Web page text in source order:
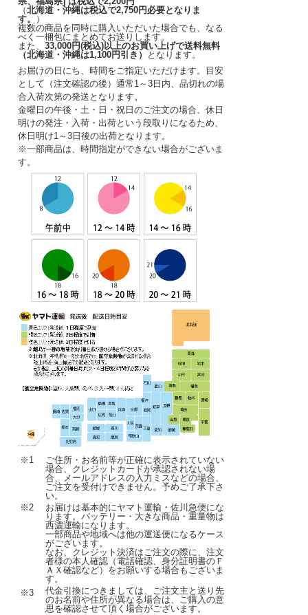
（北海道・沖縄は税込で2,750円必要となりま
す。
）
複数の商品を同時に購入いただいた場合でも、なる
べく一梱包にまとめてお送りします。
また、 33,000円(税込)以上のお買い上げで送料無料
（北海道・沖縄は1,100円引き）
となります。
お届けの日にち、時間をご指定いただけます。
目安
として（注文確認の後） 通常1～3日内、品切れの場
合入荷次第の発送となります。
金曜日の午後・土・日・祝日のご注文の場合、休日
明けの発注・入荷・出荷という段取りになるため、
休日明け1～3日後の出荷となります。
※一部商品は、時間指定ができない場合がございま
す。
※1
ご住所・お名前等が正確に表示されていない
場合、クレジットカードが承認されない場
合、メールアドレスの入力ミスなどの場合、
ご注文を受付けできません。予めご了承下さ
い。
※2
お届けは基本的にヤマト運輸・佐川急便にな
ります。バッテリー・大きな商品・重量物は
西濃運輸になります。
一部商品や地域へは他の運送便になるケース
がございます。
なお、クレジット決済はご注文の際に、注文
者様の本人確認（電話確認、身分証明書のＦ
ＡＸ確認など）をお願いする場合もございま
す。
※3
代金引換につきましては、ご注文主と送り先
のお名前や住所が異なる場合は、ご購入の意
思を確認させて頂く場合がございます。